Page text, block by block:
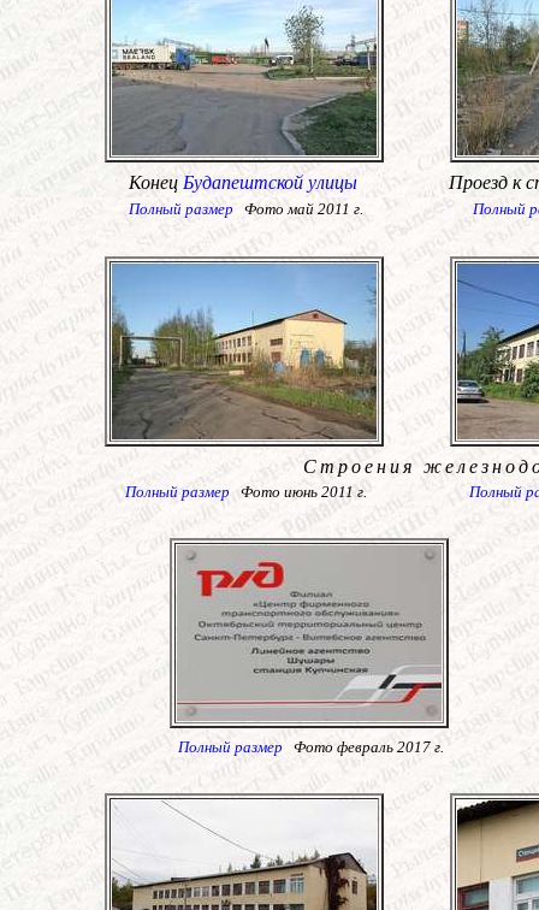
Конец Будапештской улицы Проезд к
Полный размер Фото май 2011 г. Полный
Строения
Полный размер Фото июнь 2011 г. Полный
Полный размер Фото февраль 2017 г.